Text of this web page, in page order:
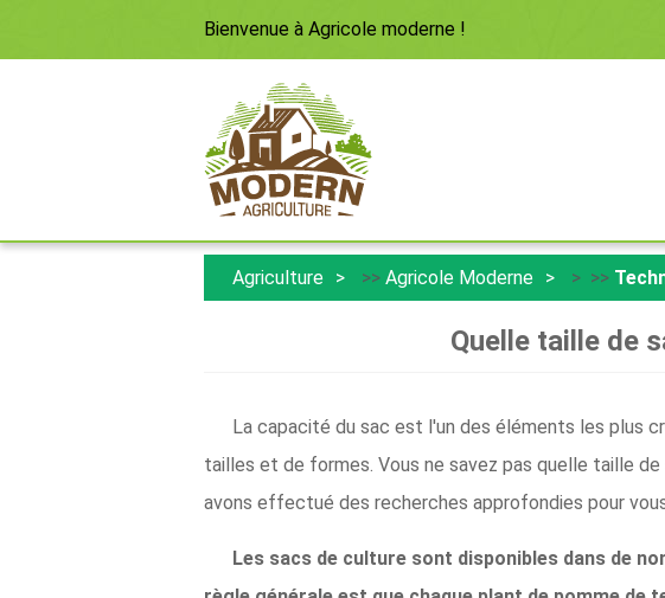
Bienvenue à Agricole moderne !
Agriculture >> Agricole Moderne > >>
Quelle taille de
La capacité du sac est l'un des éléments les plus
tailles et de formes. Vous ne savez pas quelle taille
avons effectué des recherches approfondies pour
Les sacs de culture sont disponibles dans de